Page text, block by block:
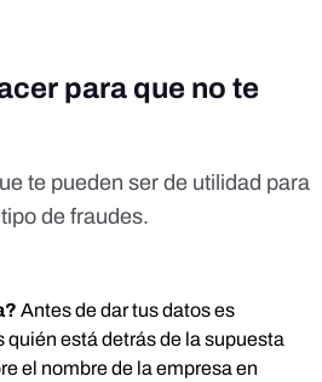
para que no te
te pueden ser de utilidad para
de fraudes.
Antes de dar tus datos es
está detrás de la supuesta
el nombre de la empresa en